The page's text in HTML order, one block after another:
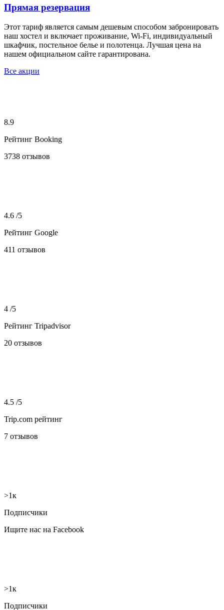
Прямая резервация
Этот тариф является самым дешевым способом забронировать
наш хостел и включает проживание, Wi-Fi, индивидуальный
шкафчик, постельное белье и полотенца. Лучшая цена на
нашем официальном сайте гарантирована.
Все акции
8.9
Рейтинг Booking
3738 отзывов
4.6 /5
Рейтинг Google
411 отзывов
4 /5
Рейтинг Tripadvisor
20 отзывов
4.5 /5
Trip.com рейтинг
7 отзывов
>1к
Подписчики
Ищите нас на Facebook
>1к
Подписчики